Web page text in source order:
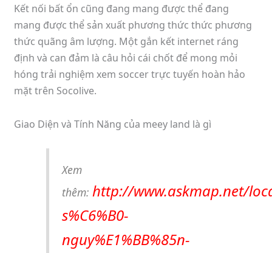
Kết nối bất ổn cũng đang mang được thể đang
mang được thể sản xuất phương thức thức phương
thức quãng âm lượng. Một gắn kết internet ráng
định và can đảm là câu hỏi cái chốt để mong mỏi
hóng trải nghiệm xem soccer trực tuyến hoàn hảo
mặt trên Socolive.
Giao Diện và Tính Năng của meey land là gì
Xem
thêm:http://www.askmap.net/
s%C6%B0-
nguy%E1%BB%85n-